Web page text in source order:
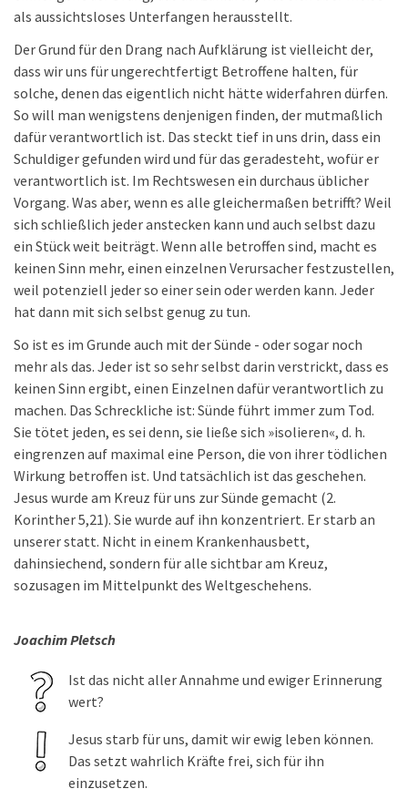
als aussichtsloses Unterfangen herausstellt.
Der Grund für den Drang nach Aufklärung ist vielleicht der,
dass wir uns für ungerechtfertigt Betroffene halten, für
solche, denen das eigentlich nicht hätte widerfahren dürfen.
So will man wenigstens denjenigen finden, der mutmaßlich
dafür verantwortlich ist. Das steckt tief in uns drin, dass ein
Schuldiger gefunden wird und für das geradesteht, wofür er
verantwortlich ist. Im Rechtswesen ein durchaus üblicher
Vorgang. Was aber, wenn es alle gleichermaßen betrifft? Weil
sich schließlich jeder anstecken kann und auch selbst dazu
ein Stück weit beiträgt. Wenn alle betroffen sind, macht es
keinen Sinn mehr, einen einzelnen Verursacher festzustellen,
weil potenziell jeder so einer sein oder werden kann. Jeder
hat dann mit sich selbst genug zu tun.
So ist es im Grunde auch mit der Sünde - oder sogar noch
mehr als das. Jeder ist so sehr selbst darin verstrickt, dass es
keinen Sinn ergibt, einen Einzelnen dafür verantwortlich zu
machen. Das Schreckliche ist: Sünde führt immer zum Tod.
Sie tötet jeden, es sei denn, sie ließe sich »isolieren«, d. h.
eingrenzen auf maximal eine Person, die von ihrer tödlichen
Wirkung betroffen ist. Und tatsächlich ist das geschehen.
Jesus wurde am Kreuz für uns zur Sünde gemacht (2.
Korinther 5,21). Sie wurde auf ihn konzentriert. Er starb an
unserer statt. Nicht in einem Krankenhausbett,
dahinsiechend, sondern für alle sichtbar am Kreuz,
sozusagen im Mittelpunkt des Weltgeschehens.
Joachim Pletsch
Ist das nicht aller Annahme und ewiger Erinnerung
wert?
Jesus starb für uns, damit wir ewig leben können.
Das setzt wahrlich Kräfte frei, sich für ihn
einzusetzen.